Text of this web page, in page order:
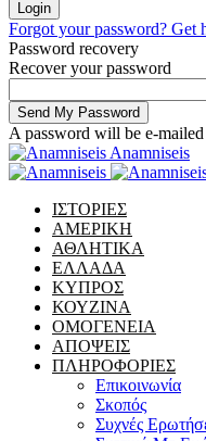
Forgot your password? Get
Password recovery
Recover your password
A password will be e-
Anamniseis
ΙΣΤΟΡΙΕΣ
ΑΜΕΡΙΚΗ
ΑΘΛΗΤΙΚΑ
ΕΛΛΑΔΑ
ΚΥΠΡΟΣ
ΚΟΥΖΙΝΑ
ΟΜΟΓΕΝΕΙΑ
ΑΠΟΨΕΙΣ
ΠΛΗΡΟΦΟΡΙΕΣ
Επικοινωνία
Σκοπός
Συχνές